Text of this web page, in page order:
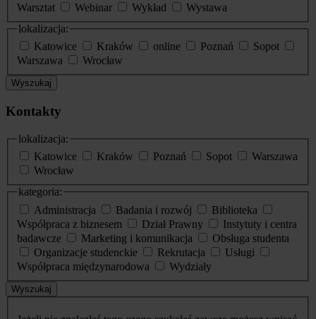
Warsztat
Webinar Wykład
Wystawa
lokalizacja:
Katowice
Kraków online Poznań
Sopot
Warszawa
Wrocław
Wyszukaj
Kontakty
lokalizacja:
Katowice
Kraków Poznań Sopot
Warszawa
Wrocław
kategoria:
Administracja
Badania i rozwój
Biblioteka
Współpraca z biznesem
Dział Prawny
Instytuty i centra
badawcze
Marketing i komunikacja
Obsługa studenta
Organizacje studenckie
Rekrutacja
Usługi
Współpraca międzynarodowa
Wydziały
Wyszukaj